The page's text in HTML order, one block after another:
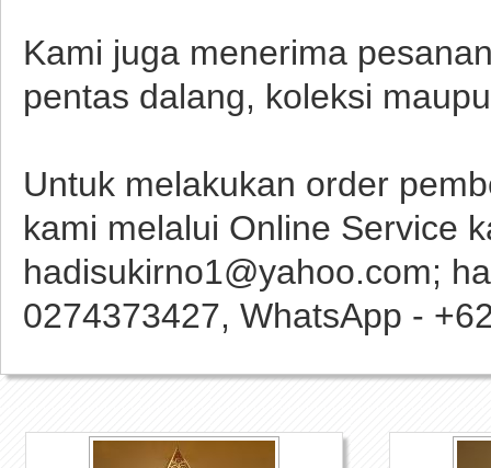
Kami juga menerima
pentas dalang, koleksi
Untuk melakukan order
kami melalui Online Service
hadisukirno1@yahoo.com;
0274373427, WhatsApp -